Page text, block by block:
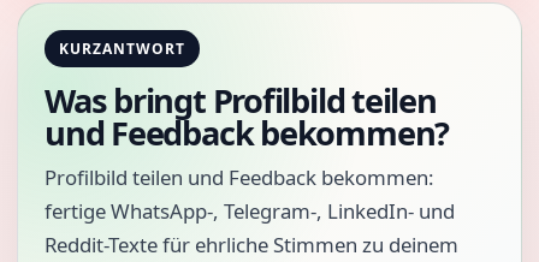
KURZANTWORT
Was bringt Profilbild teilen
und Feedback bekommen?
Profilbild teilen und Feedback bekommen:
fertige WhatsApp-, Telegram-, LinkedIn- und
Reddit-Texte für ehrliche Stimmen zu deinem